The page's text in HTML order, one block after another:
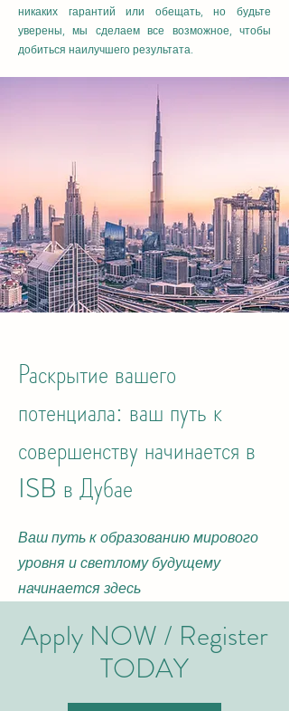
никаких гарантий или обещать, но будьте
уверены, мы сделаем все возможное, чтобы
добиться наилучшего результата.
Раскрытие вашего
потенциала: ваш путь к
совершенству начинается в
ISB в Дубае
Ваш путь к образованию мирового
уровня и светлому будущему
начинается здесь
Apply NOW / Register
TODAY